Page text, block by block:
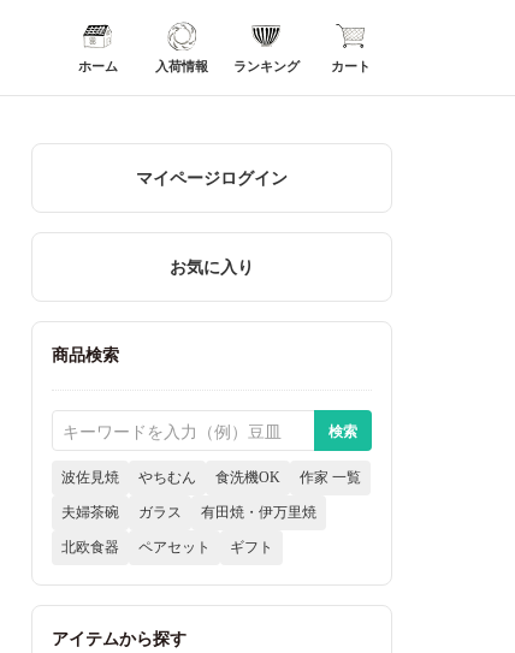
ホーム 入荷情報 ランキング カート
マイページログイン
お気に入り
商品検索
波佐見焼 やちむん 食洗機OK 作家 一覧
夫婦茶碗 ガラス 有田焼・伊万里焼
北欧食器 ペアセット ギフト
アイテムから探す